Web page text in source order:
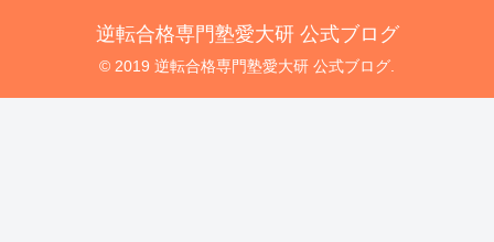
逆転合格専門塾愛大研 公式ブログ
© 2019 逆転合格専門塾愛大研 公式ブログ.